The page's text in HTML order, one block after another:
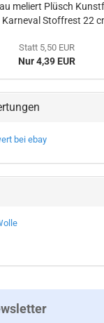
meliert Plüsch
Stoffrest 22
Statt 5,50 EUR
Nur 4,39 EUR